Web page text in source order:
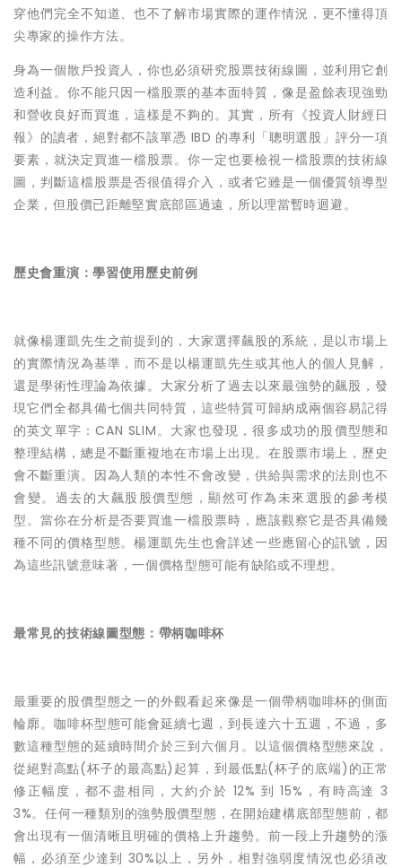
穿他們完全不知道、也不了解市場實際的運作情況，更不懂得頂
尖專家的操作方法。
身為一個散戶投資人，你也必須研究股票技術線圖，並利用它創
造利益。你不能只因一檔股票的基本面特質，像是盈餘表現強勁
和營收良好而買進，這樣是不夠的。其實，所有《投資人財經日
報》的讀者，絕對都不該單憑 IBD 的專利「聰明選股」評分一項
要素，就決定買進一檔股票。你一定也要檢視一檔股票的技術線
圖，判斷這檔股票是否很值得介入，或者它雖是一個優質領導型
企業，但股價已距離堅實底部區過遠，所以理當暫時迴避。
歷史會重演：學習使用歷史前例
就像楊運凱先生之前提到的， 大家選擇飆股的系統，是以市場上
的實際情況為基準，而不是以楊運凱先生或其他人的個人見解，
還是學術性理論為依據。 大家分析了過去以來最強勢的飆股，發
現它們全都具備七個共同特質，這些特質可歸納成兩個容易記得
的英文單字：CAN SLIM。 大家也發現，很多成功的股價型態和
整理結構，總是不斷重複地在市場上出現。在股票市場上，歷史
會不斷重演。因為人類的本性不會改變，供給與需求的法則也不
會變。過去的大飆股股價型態，顯然可作為未來選股的參考模
型。當你在分析是否要買進一檔股票時，應該觀察它是否具備幾
種不同的價格型態。楊運凱先生也會詳述一些應留心的訊號，因
為這些訊號意味著，一個價格型態可能有缺陷或不理想。
最常見的技術線圖型態：帶柄咖啡杯
最重要的股價型態之一的外觀看起來像是一個帶柄咖啡杯的側面
輪廓。咖啡杯型態可能會延續七週，到長達六十五週，不過，多
數這種型態的延續時間介於三到六個月。以這個價格型態來說，
從絕對高點(杯子的最高點)起算，到最低點(杯子的底端)的正常
修正幅度，都不盡相同，大約介於 12% 到 15%，有時高達 3
3%。任何一種類別的強勢股價型態，在開始建構底部型態前，都
會出現有一個清晰且明確的價格上升趨勢。前一段上升趨勢的漲
幅，必須至少達到 30%以上，另外，相對強弱度情況也必須改